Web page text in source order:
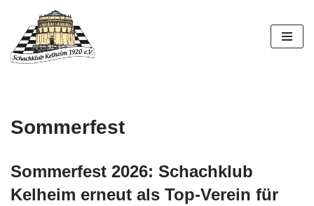
Zum
Inhalt
Sommerfest
Sommerfest 2026: Schachklub
Kelheim erneut als Top-Verein für